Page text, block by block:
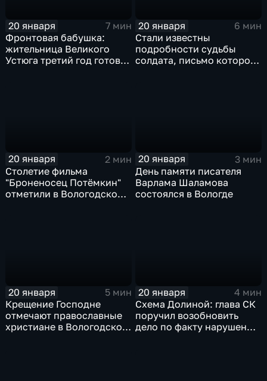
20 января
7 мин
Фронтовая бабушка:
жительница Великого
Устюга третий год готовит
20 января
6 мин
Стали известны
подробности судьбы
солдата, письмо которого
20 января
2 мин
Столетие фильма
"Броненосец Потёмкин"
отметили в Вологодской
20 января
3 мин
День памяти писателя
Варлама Шаламова
состоялся в Вологде
20 января
5 мин
Крещение Господне
отмечают православные
христиане в Вологодской
20 января
4 мин
Схема Долиной: глава СК
поручил возобновить
дело по факту нарушения